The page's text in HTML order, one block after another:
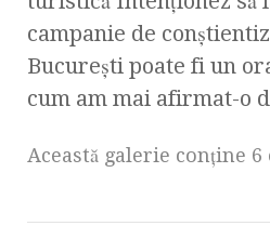
campanie de
Bucureşti poate fi un
cum am mai afirmat-o
Această galerie conţine 6